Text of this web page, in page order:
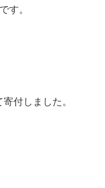
す。
付しました。